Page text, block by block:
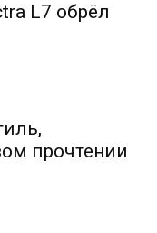
L7 обрёл
прочтении